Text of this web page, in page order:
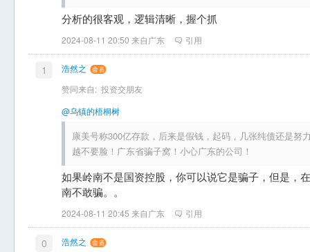
分析的很客观，逻辑清晰，握个抓
2024-08-11 20:50 来自广东 引用
1
浩然之
赞同来自: 投资交朋友
@乌镇的梧桐树
康美号称300亿存款，后来是假钱，起码，几张纯债还是努
越不要脸！广东省骗子窝！小心广东的公司！
如果岭南不是国资控股，你可以说它是骗子，但是，
南不敢骗。。
2024-08-11 20:45 来自广东 引用
0 浩然之